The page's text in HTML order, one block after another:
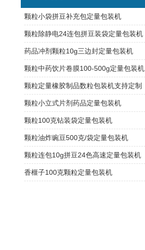
颗粒小袋拼豆补充包定量包装机
颗粒除静电24连包拼豆装袋定量包装机
药品冲剂颗粒10g三边封定量包装机
颗粒中药饮片卷膜100-500g定量包装机
颗粒定量橡胶制品数粒包装机支持定制
颗粒小立式片剂药品定量包装机
颗粒100克钻装袋定量包装机
颗粒油炸豌豆500克/袋定量包装机
颗粒连包10g拼豆24色高速定量包装机
香榧子100克颗粒定量包装机